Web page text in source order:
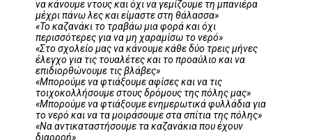
να κάνουμε ντους και όχι να γεμίζουμε τη μπανιέρα
μέχρι πάνω λες και είμαστε στη θάλασσα»
«Το καζανάκι το τραβάω μια φορά και όχι
περισσότερες για να μη χαραμίσω το νερό»
«Στο σχολείο μας να κάνουμε κάθε δύο τρεις μήνες
έλεγχο για τις τουαλέτες και το προαύλιο και να
επιδιορθώνουμε τις βλάβες»
«Μπορούμε να φτιάξουμε αφίσες και να τις
τοιχοκολλήσουμε στους δρόμους της πόλης μας»
«Μπορούμε να φτιάξουμε ενημερωτικά φυλλάδια για
το νερό και να τα μοιράσουμε στα σπίτια της πόλης»
«Να αντικαταστήσουμε τα καζανάκια που έχουν
διαρροή»